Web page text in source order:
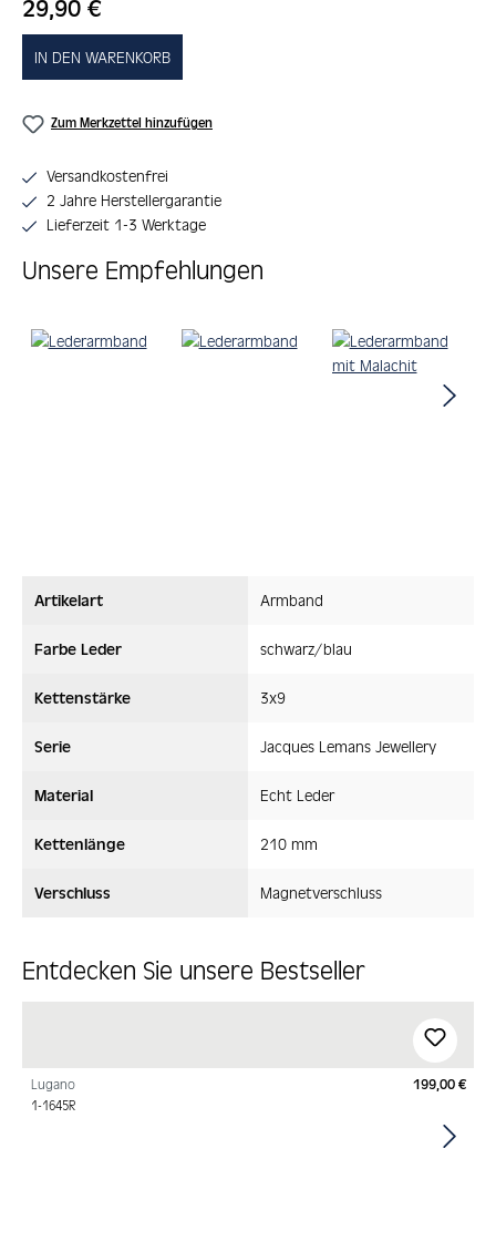
29,90 €
IN DEN WARENKORB
Zum Merkzettel hinzufügen
Versandkostenfrei
2 Jahre Herstellergarantie
Lieferzeit 1-3 Werktage
Unsere Empfehlungen
Produktgalerie überspringen
Artikelart Armband
Farbe Leder schwarz/blau
Kettenstärke 3x9
Serie Jacques Lemans Jewellery
Material Echt Leder
Kettenlänge 210 mm
Verschluss Magnetverschluss
Entdecken Sie unsere Bestseller
Lugano
1-1645R
199,00 €